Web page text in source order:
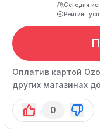
Сегодня
Рейтинг
Оплатив картой
других магазинах
промокод, с
приобрести товар
за 1 рубль. Для
0